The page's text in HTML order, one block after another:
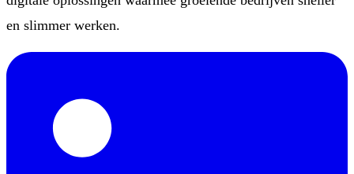
en slimmer werken.